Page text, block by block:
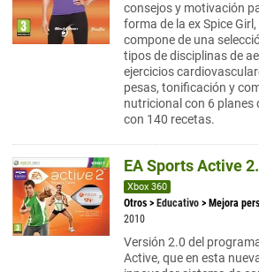
consejos y motivación
forma de la ex Spice
compone de una
tipos de disciplinas de
ejercicios
pesas, tonificación y
nutricional con 6 planes
con 140 recetas.
EA Sports Active
Xbox 360
Otros > Educativo > Mejora
2010
Versión 2.0 del
Active, que en esta